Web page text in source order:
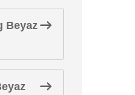
Beyaz